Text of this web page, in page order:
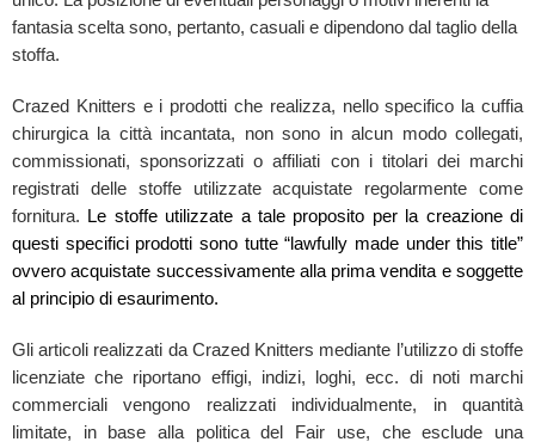
fantasia scelta sono, pertanto, casuali e dipendono dal taglio della
stoffa.
Crazed Knitters e i prodotti che realizza, nello specifico la cuffia
chirurgica la città incantata, non sono in alcun modo collegati,
commissionati, sponsorizzati o affiliati con i titolari dei marchi
registrati delle stoffe utilizzate acquistate regolarmente come
fornitura.
Le stoffe utilizzate a tale proposito per la creazione di
questi specifici prodotti sono tutte “lawfully made under this title”
ovvero acquistate successivamente alla prima vendita e soggette
al principio di esaurimento.
Gli articoli realizzati da Crazed Knitters mediante l’utilizzo di stoffe
licenziate che riportano effigi, indizi, loghi, ecc. di noti marchi
commerciali vengono realizzati individualmente, in quantità
limitate, in base alla politica del Fair use, che esclude una